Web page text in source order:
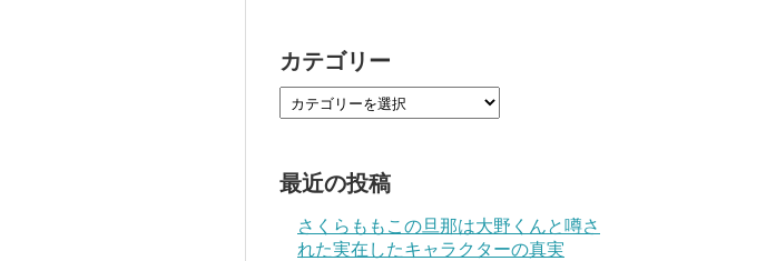
カテゴリー
最近の投稿
さくらももこの旦那は大野くんと噂さ
れた実在したキャラクターの真実